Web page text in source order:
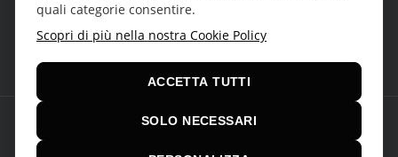
2026 | Teatro della Regina Theme by
quali categorie consentire.
Scopri di più nella nostra Cookie Policy
ACCETTA TUTTI
SOLO NECESSARI